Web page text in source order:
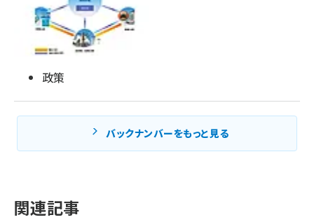
政策
バックナンバーをもっと見る
関連記事